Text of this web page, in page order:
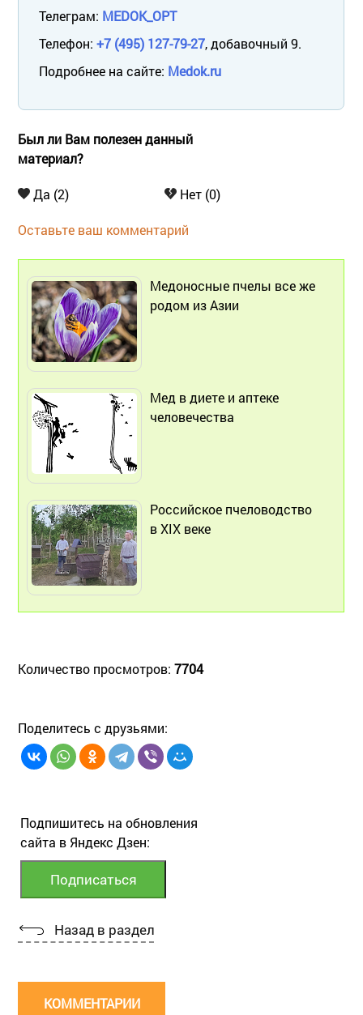
Телеграм: MEDOK_OPT
Телефон: +7 (495) 127-79-27, добавочный 9.
Подробнее на сайте: Medok.ru
Был ли Вам полезен данный
материал?
Да (2) Нет (0)
Оставьте ваш комментарий
Медоносные пчелы все же
родом из Азии
Мед в диете и аптеке
человечества
Российское пчеловодство
в ХIХ веке
Количество просмотров: 7704
Поделитесь с друзьями:
Подпишитесь на обновления
сайта в Яндекс Дзен:
Назад в раздел
КОММЕНТАРИИ